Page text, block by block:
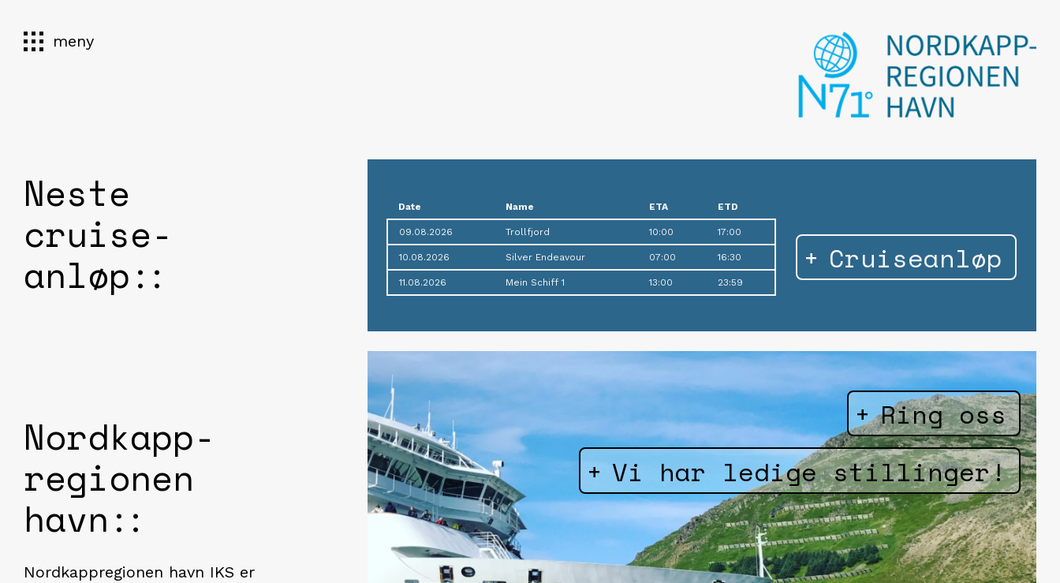
meny
Neste
cruise-
anløp
Date Name ETA ETD
09.08.2026 Trollfjord 10:00 17:00
10.08.2026 Silver Endeavour 07:00 16:30
11.08.2026 Mein Schiff 1 13:00 23:59
Cruiseanløp
Nordkapp­
regionen
havn
Nordkappregionen havn IKS er
Ring oss
Vi har ledige stillinger!